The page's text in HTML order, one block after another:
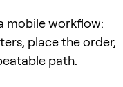
mobile workflow:
place the order,
path.